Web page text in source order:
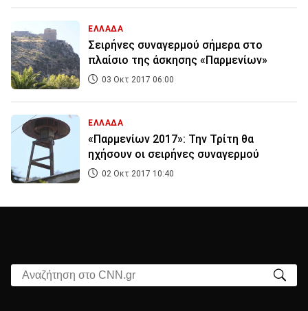
ΕΛΛΑΔΑ
Σειρήνες συναγερμού σήμερα στο
πλαίσιο της άσκησης «Παρμενίων»
03 Οκτ 2017 06:00
ΕΛΛΑΔΑ
«Παρμενίων 2017»: Την Τρίτη θα
ηχήσουν οι σειρήνες συναγερμού
02 Οκτ 2017 10:40
Αναζήτηση στο CNN.gr